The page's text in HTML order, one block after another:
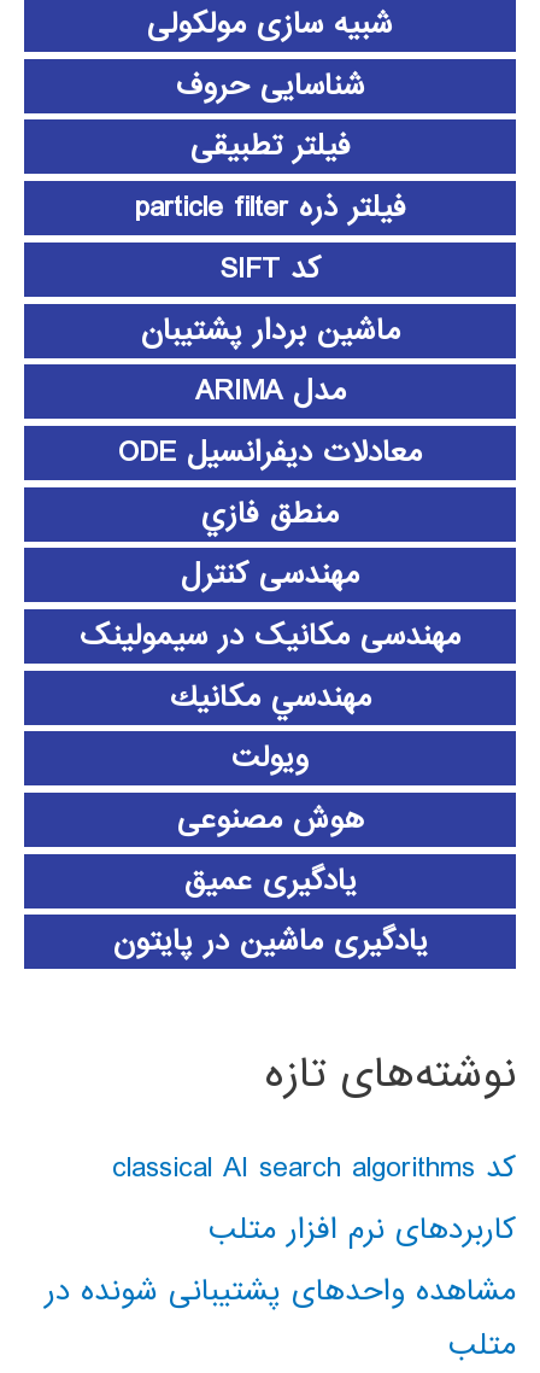
شبیه سازی مولکولی
شناسایی حروف
فیلتر تطبیقی
فیلتر ذره particle filter
کد SIFT
ماشین بردار پشتیبان
مدل ARIMA
معادلات دیفرانسیل ODE
منطق فازي
مهندسی کنترل
مهندسی مکانیک در سیمولینک
مهندسي مكانيك
ویولت
هوش مصنوعی
یادگیری عمیق
یادگیری ماشین در پایتون
نوشته‌های تازه
کد classical AI search algorithms
کاربردهای نرم افزار متلب
مشاهده واحدهای پشتیبانی شونده در
متلب